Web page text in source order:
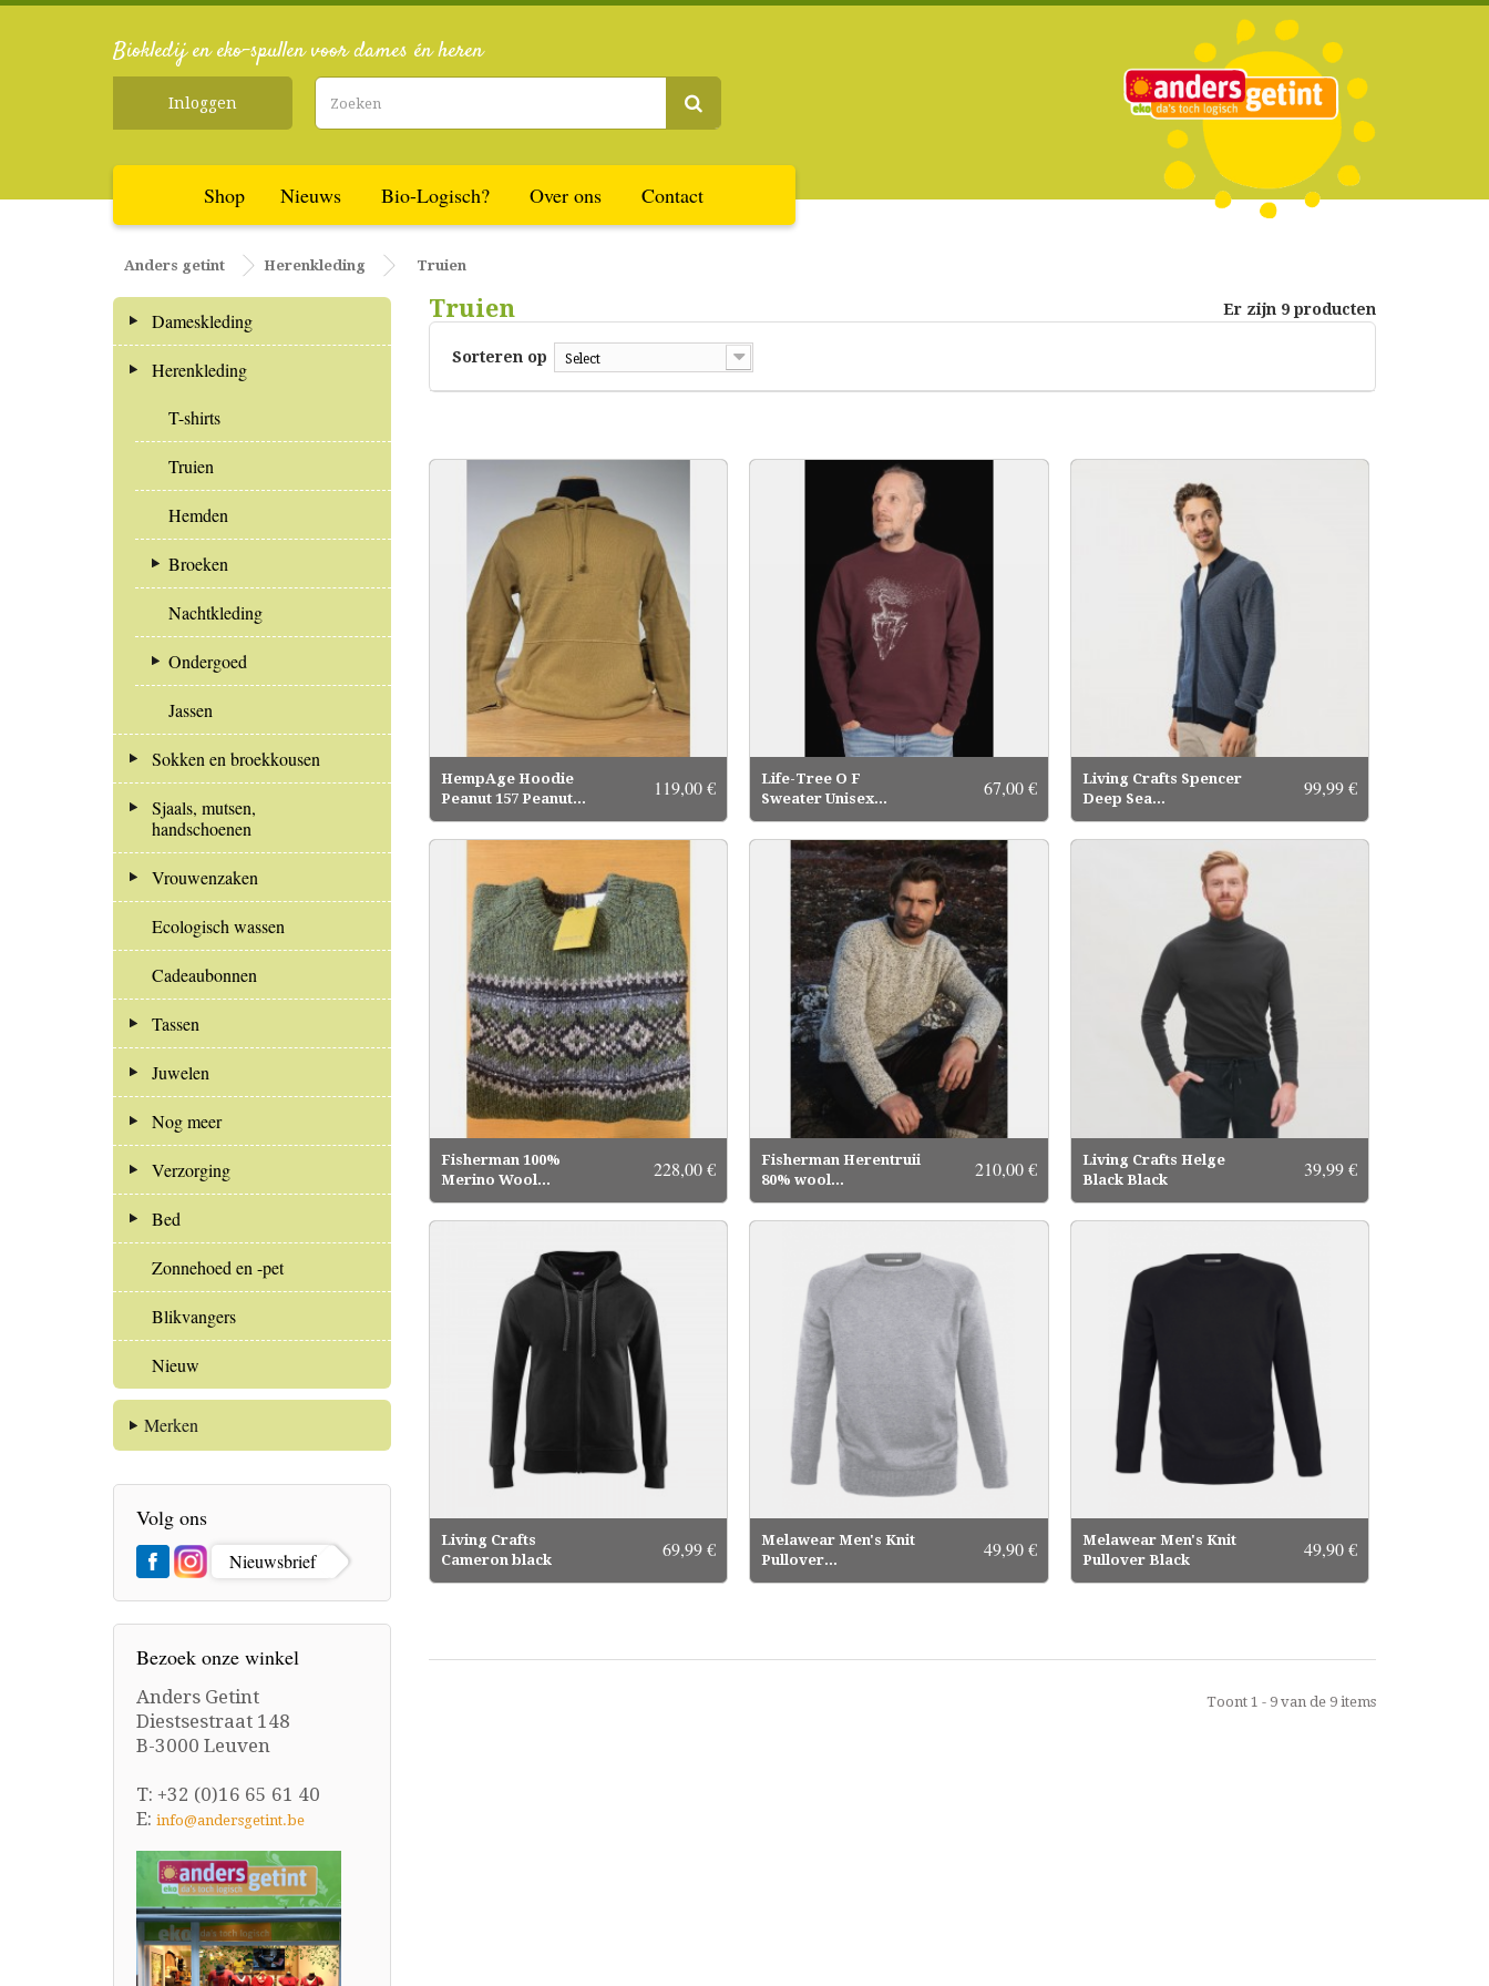
Biokledij en eko-spullen voor dames én heren
Inloggen
Shop Nieuws Bio-Logisch? Over ons Contact
Anders getint Herenkleding Truien
Truien Er zijn 9 producten
Sorteren op Select
HempAge Hoodie
Peanut 157 Peanut...
119,00 €
Life-Tree O F
Sweater Unisex...
67,00 €
Living Crafts Spencer
Deep Sea...
99,99 €
Fisherman 100%
Merino Wool...
228,00 €
Fisherman Herentruii
80% wool...
210,00 €
Living Crafts Helge
Black Black
39,99 €
Living Crafts
Cameron black
69,99 €
Melawear Men's Knit
Pullover...
49,90 €
Melawear Men's Knit
Pullover Black
49,90 €
Toont 1 - 9 van de 9 items
Dameskleding
Herenkleding
T-shirts
Truien
Hemden
Broeken
Nachtkleding
Ondergoed
Jassen
Sokken en broekkousen
Sjaals, mutsen,
handschoenen
Vrouwenzaken
Ecologisch wassen
Cadeaubonnen
Tassen
Juwelen
Nog meer
Verzorging
Bed
Zonnehoed en -pet
Blikvangers
Nieuw
Merken
Volg ons
Nieuwsbrief
Bezoek onze winkel
Anders Getint
Diestsestraat 148
B-3000 Leuven
T: +32 (0)16 65 61 40
E: info@andersgetint.be